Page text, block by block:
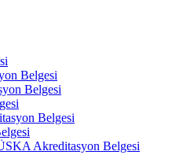
Belgesi
Belgesi
Belgesi
Akreditasyon Belgesi